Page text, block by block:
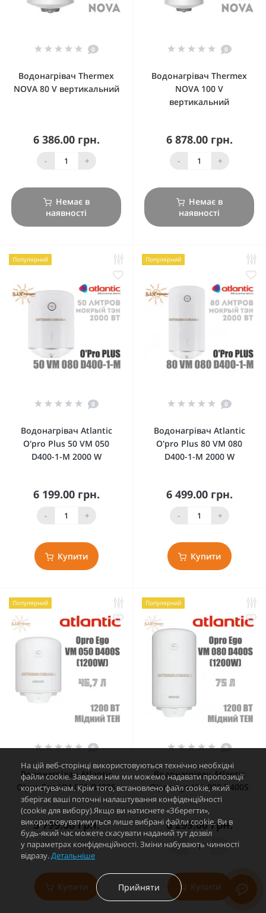
0
Водонагрівач Thermex
NOVA 80 V вертикальний
6 386.00 грн.
- +
Немає в
наявності
0
Водонагрівач Thermex
NOVA 100 V
вертикальний
6 878.00 грн.
- +
Немає в
наявності
Популярний
0
Водонагрівач Atlantic
O'pro Plus 50 VM 050
D400-1-M 2000 W
6 199.00 грн.
- +
Купити
Популярний
0
Водонагрівач Atlantic
O'pro Plus 80 VM 080
D400-1-M 2000 W
6 499.00 грн.
- +
Купити
Популярний
0
Водонагрівач Atlantic
O'pro Ego VM 050 D400S
5 799.00 грн.
- +
Купити
Популярний
0
Водонагрівач Atlantic
O'pro Ego VM 080 D400S
6 299.00 грн.
- +
Купити
На цій веб-сторінці використовуються технічно необхідні
файли cookie. Завдяки ним ми можемо надавати пропозиції
користувачам. Крім того, встановлено файл cookie, який
зберігає ваші поточні налаштування конфіденційності
(cookie для вибору).Якщо ви натиснете «Зберегти»,
використовуватимуться лише вибрані файли cookie. Ви в
будь-який час можете скасувати наданий тут дозвіл
у параметрах конфіденційності. Зміни набувають чинності
відразу.Детальніше
Прийняти